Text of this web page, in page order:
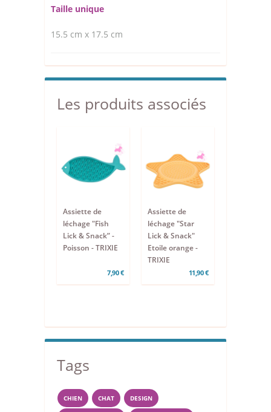
Taille unique
15.5 cm x 17.5 cm
Les produits associés
Assiette de
léchage "Fish
Lick & Snack” -
Poisson - TRIXIE
7,90 €
Assiette de
léchage "Star
Lick & Snack"
Etoile orange -
TRIXIE
11,90 €
Tags
CHIEN CHAT DESIGN